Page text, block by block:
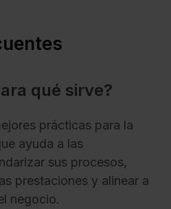
qué sirve?
prácticas para la
ayuda a las
sus procesos,
prestaciones y alinear a
negocio.